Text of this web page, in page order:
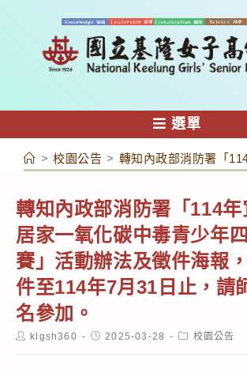
容
選單
> 校園公告 > 轉知內政部消防署「
轉知內政部消防署「114
居家一氧化碳中毒青少年
賽」活動辦法及徵件海報
件至114年7月31日止，請
名參加。
Postklgsh360
Post2025-03-28
Post校園公告